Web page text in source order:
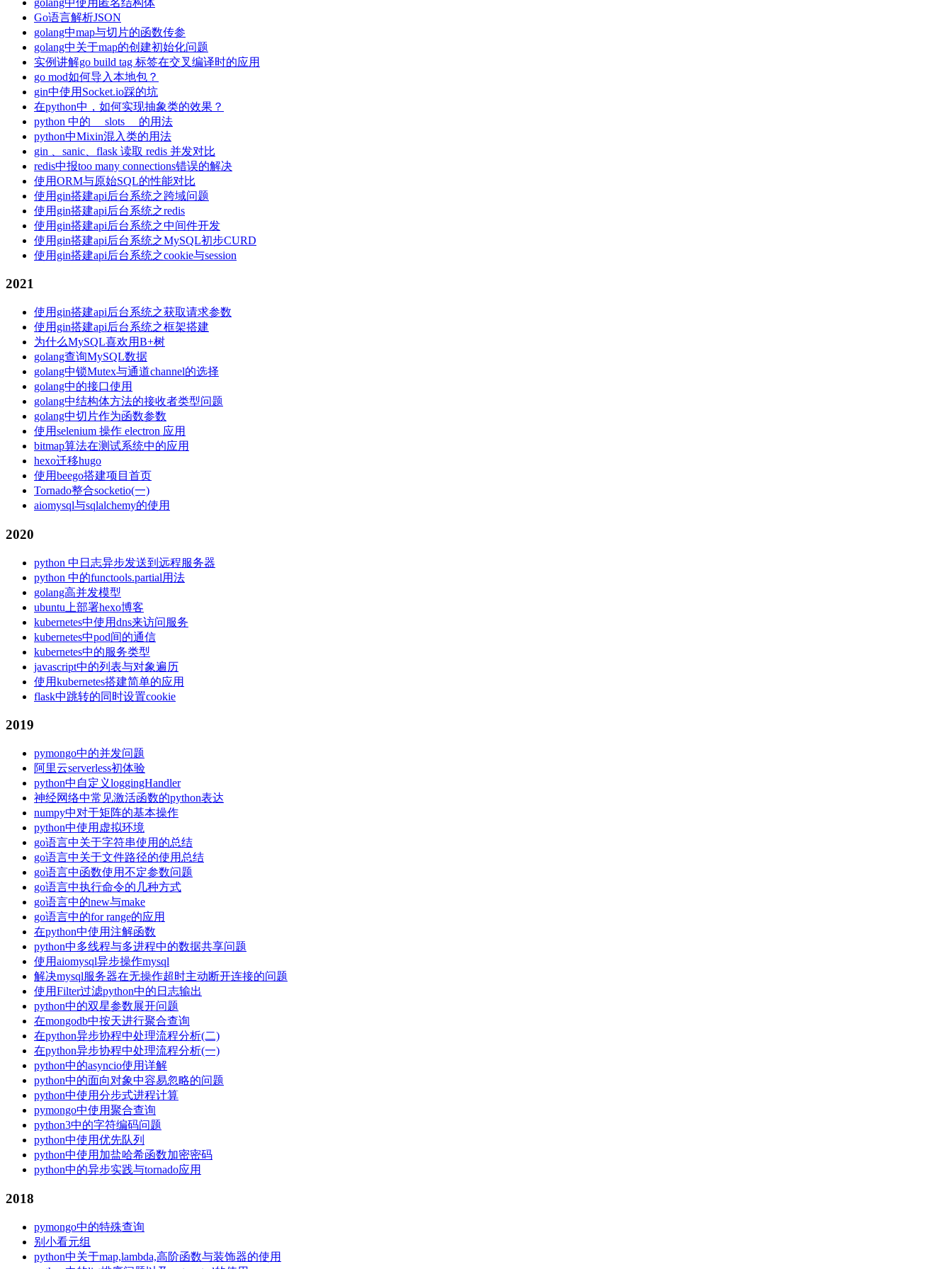
Go语言解析JSON
golang中map与切片的函数传参
golang中关于map的创建初始化问题
实例讲解go build tag 标签在交叉编译时的应用
go mod如何导入本地包？
gin中使用Socket.io踩的坑
在python中，如何实现抽象类的效果？
python 中的 __slots__ 的用法
python中Mixin混入类的用法
gin 、sanic、flask 读取 redis 并发对比
redis中报too many connections错误的解决
使用ORM与原始SQL的性能对比
使用gin搭建api后台系统之跨域问题
使用gin搭建api后台系统之redis
使用gin搭建api后台系统之中间件开发
使用gin搭建api后台系统之MySQL初步CURD
使用gin搭建api后台系统之cookie与session
2021
使用gin搭建api后台系统之获取请求参数
使用gin搭建api后台系统之框架搭建
为什么MySQL喜欢用B+树
golang查询MySQL数据
golang中锁Mutex与通道channel的选择
golang中的接口使用
golang中结构体方法的接收者类型问题
golang中切片作为函数参数
使用selenium 操作 electron 应用
bitmap算法在测试系统中的应用
hexo迁移hugo
使用beego搭建项目首页
Tornado整合socketio(一)
aiomysql与sqlalchemy的使用
2020
python 中日志异步发送到远程服务器
python 中的functools.partial用法
golang高并发模型
ubuntu上部署hexo博客
kubernetes中使用dns来访问服务
kubernetes中pod间的通信
kubernetes中的服务类型
javascript中的列表与对象遍历
使用kubernetes搭建简单的应用
flask中跳转的同时设置cookie
2019
pymongo中的并发问题
阿里云serverless初体验
python中自定义loggingHandler
神经网络中常见激活函数的python表达
numpy中对于矩阵的基本操作
python中使用虚拟环境
go语言中关于字符串使用的总结
go语言中关于文件路径的使用总结
go语言中函数使用不定参数问题
go语言中执行命令的几种方式
go语言中的new与make
go语言中的for range的应用
在python中使用注解函数
python中多线程与多进程中的数据共享问题
使用aiomysql异步操作mysql
解决mysql服务器在无操作超时主动断开连接的问题
使用Filter过滤python中的日志输出
python中的双星参数展开问题
在mongodb中按天进行聚合查询
在python异步协程中处理流程分析(二)
在python异步协程中处理流程分析(一)
python中的asyncio使用详解
python中的面向对象中容易忽略的问题
python中使用分步式进程计算
pymongo中使用聚合查询
python3中的字符编码问题
python中使用优先队列
python中使用加盐哈希函数加密密码
python中的异步实践与tornado应用
2018
pymongo中的特殊查询
别小看元组
python中关于map,lambda,高阶函数与装饰器的使用